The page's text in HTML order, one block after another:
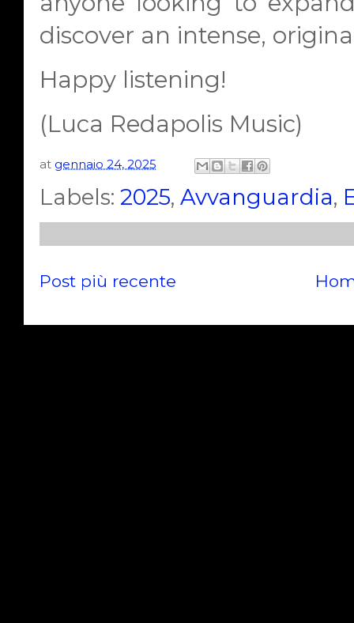
discover an intense,
Happy listening!
(Luca Redapolis Music)
at gennaio 24, 2025
Labels: 2025, Avvanguardia,
Post più recente